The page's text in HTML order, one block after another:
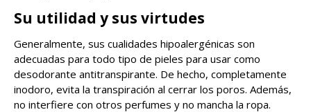
Su utilidad y sus virtudes
Generalmente, sus cualidades hipoalergénicas son
adecuadas para todo tipo de pieles para usar como
desodorante antitranspirante. De hecho, completamente
inodoro, evita la transpiración al cerrar los poros. Además,
no interfiere con otros perfumes y no mancha la ropa.